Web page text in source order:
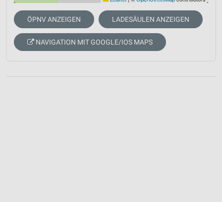
ÖPNV ANZEIGEN LADESÄULEN ANZEIGEN
NAVIGATION MIT GOOGLE/IOS MAPS